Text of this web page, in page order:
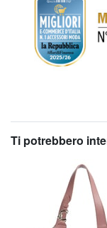
Ti potrebbero